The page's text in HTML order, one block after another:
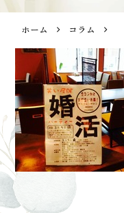
ホーム コラム